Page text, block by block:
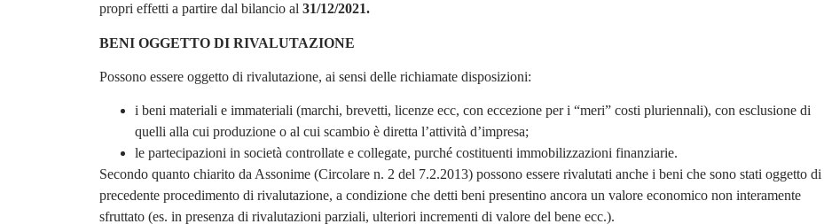
propri effetti a partire dal bilancio al 31/12/2021.
BENI OGGETTO DI RIVALUTAZIONE
Possono essere oggetto di rivalutazione, ai sensi delle richiamate disposizioni:
i beni materiali e immateriali (marchi, brevetti, licenze ecc, con eccezione per i “meri” costi pluriennali), con esclusione di
quelli alla cui produzione o al cui scambio è diretta l’attività d’impresa;
le partecipazioni in società controllate e collegate, purché costituenti immobilizzazioni finanziarie.
Secondo quanto chiarito da Assonime (Circolare n. 2 del 7.2.2013) possono essere rivalutati anche i beni che sono stati oggetto di
precedente procedimento di rivalutazione, a condizione che detti beni presentino ancora un valore economico non interamente
sfruttato (es. in presenza di rivalutazioni parziali, ulteriori incrementi di valore del bene ecc.).